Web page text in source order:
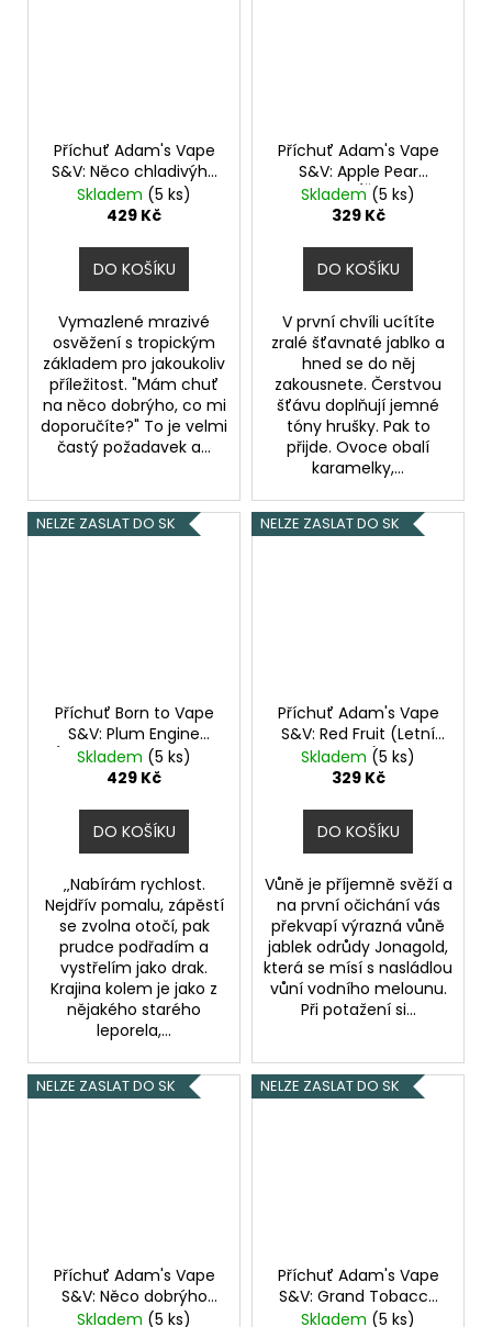
Příchuť Adam's Vape
S&V: Něco chladivýho
objem 10ml
Skladem (5 ks)
429 Kč
DO KOŠÍKU
Vymazlené mrazivé
osvěžení s tropickým
základem pro jakoukoliv
příležitost. "Mám chuť
na něco dobrýho, co mi
doporučíte?" To je velmi
častý požadavek a...
Příchuť Adam's Vape
S&V: Apple Pear
Tobacco (Šťavnatá
jablka v karamelu s
tabáková nálepka
Kolek R
Skladem (5 ks)
329 Kč
DO KOŠÍKU
V první chvíli ucítíte
zralé šťavnaté jablko a
hned se do něj
zakousnete. Čerstvou
šťávu doplňují jemné
tóny hrušky. Pak to
přijde. Ovoce obalí
karamelky,...
NELZE ZASLAT DO SK
Příchuť Born to Vape
S&V: Plum Engine
(Opravdový tabák se
švestkou) objem 10ml
Kolek R
Skladem (5 ks)
429 Kč
DO KOŠÍKU
‚‚Nabírám rychlost.
Nejdřív pomalu, zápěstí
se zvolna otočí, pak
prudce podřadím a
vystřelím jako drak.
Krajina kolem je jako z
nějakého starého
leporela,...
NELZE ZASLAT DO SK
Příchuť Adam's Vape
S&V: Red Fruit (Letní
ovocný mix) objem
10ml tabáková nálepka
Skladem (5 ks)
329 Kč
DO KOŠÍKU
Vůně je příjemně svěží a
na první očichání vás
překvapí výrazná vůně
jablek odrůdy Jonagold,
která se mísí s nasládlou
vůní vodního melounu.
Při potažení si...
NELZE ZASLAT DO SK
Příchuť Adam's Vape
S&V: Něco dobrýho
objem 10ml
Skladem (5 ks)
NELZE ZASLAT DO SK
Příchuť Adam's Vape
S&V: Grand Tobacco
objem 10ml
Skladem (5 ks)